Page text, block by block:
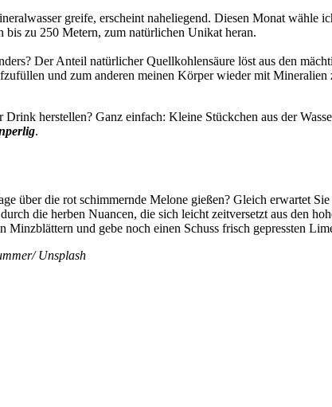
greife, erscheint naheliegend. Diesen Monat
zu 250 Metern, zum natürlichen Unikat heran.
Der Anteil natürlicher Quellkohlensäure löst aus den
und zum anderen meinen Körper wieder mit
herstellen? Ganz einfach: Kleine Stückchen aus der
.
über die rot schimmernde Melone gießen? Gleich erwartet
die herben Nuancen, die sich leicht zeitversetzt aus den
und gebe noch einen Schuss frisch gepressten
Unsplash